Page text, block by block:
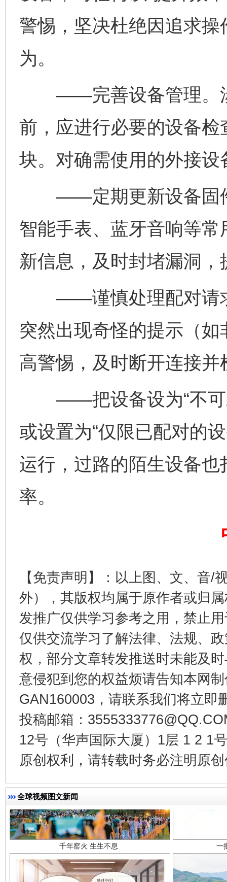
警惕，坚决杜绝因追求
为。
——完善设备管理。涉
前，应进行必要的设备
块。对确需使用的外接
——定期更新设备固件
智能手表、蓝牙音响等
新信息，及时封堵漏洞
——谨慎处理配对请求
突然出现奇怪的提示（
高警惕，及时断开连接并
——把设备设为“不可发
或设置为“仅限已配对的
运行，过路的陌生设备
率。
【免责声明】：以上图、文、音/
外），其版权均属于原作者或归
发推广仅供学习参考之用，禁止
仅供交流学习了解法律、法规、
权，部分文章转发推送时未能及
意侵犯到您的权益烦请告知本网
GAN160003，请联系我们将立即
投稿邮箱：
12号（华声国际大厦）1层 1 2 1
原创权利，请转载时务必注明原
全球视频图文新闻
东山县通报“牛蛙产品抗生素超标问题” 法